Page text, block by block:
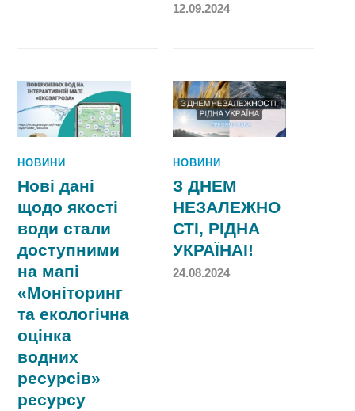
12.09.2024
НОВИНИ
Нові дані
щодо якості
води стали
доступними
на мапі
«Моніторинг
та екологічна
оцінка
водних
ресурсів»
ресурсу
НОВИНИ
З ДНЕМ
НЕЗАЛЕЖНО
СТІ, РІДНА
УКРАЇНАІ!
24.08.2024